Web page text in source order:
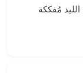
الليد مُفككة